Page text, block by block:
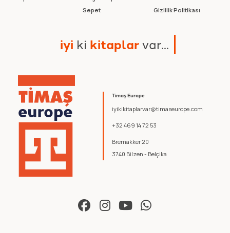
Timaş Europe
iyikikitaplarvar@timaseurope.com
+32 469 14 72 53
Bremakker 20
3740 Bilzen - Belçika
Sepet
Gizlilik Politikası
iyi ki kitaplarvar...